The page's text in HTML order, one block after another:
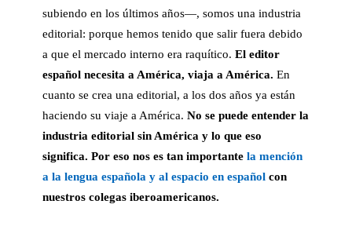
subiendo en los últimos años—, somos una industria
editorial: porque hemos tenido que salir fuera debido
a que el mercado interno era raquítico. El editor
español necesita a América, viaja a América. En
cuanto se crea una editorial, a los dos años ya están
haciendo su viaje a América. No se puede entender la
industria editorial sin América y lo que eso
significa. Por eso nos es tan importante la mención
a la lengua española y al espacio en español con
nuestros colegas iberoamericanos.